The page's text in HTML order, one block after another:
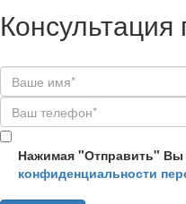
Консультация
Нажимая "Отправить" Вы
конфиденциальности